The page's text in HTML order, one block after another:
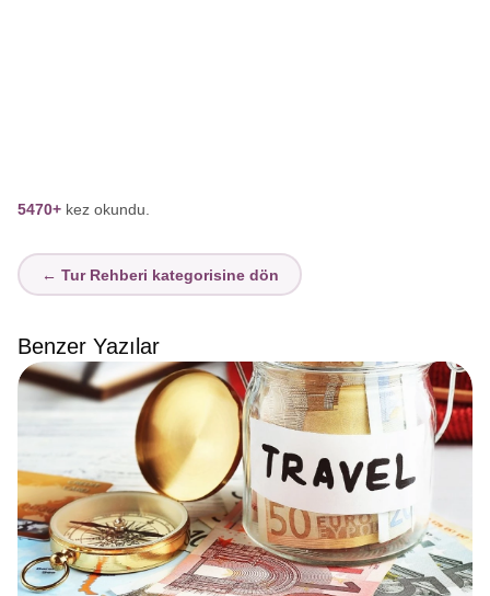
5470+ kez okundu.
← Tur Rehberi kategorisine dön
Benzer Yazılar